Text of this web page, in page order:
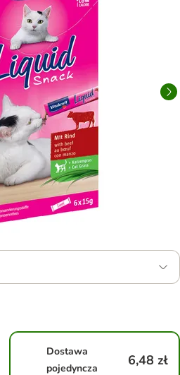
Dostawa
pojedyncza
6,48 zł